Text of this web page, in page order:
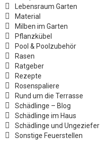
Lebensraum Garten
Material
Milben im Garten
Pflanzkübel
Pool & Poolzubehör
Rasen
Ratgeber
Rezepte
Rosenspaliere
Rund um die Terrasse
Schädlinge – Blog
Schädlinge im Haus
Schädlinge und Ungeziefer
Sonstige Feuerstellen